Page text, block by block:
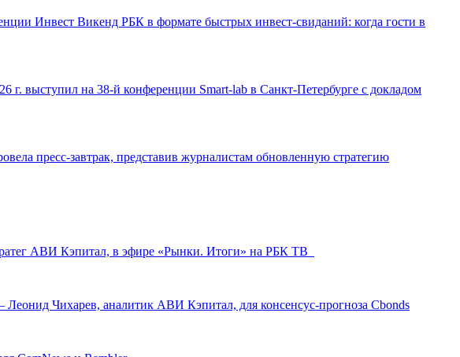
Инвест Викенд РБК в формате быстрых инвест-свиданий: когда гости в
выступил на 38-й конференции Smart-lab в Санкт-Петербурге с докладом
пресс-завтрак, представив журналистам обновленную стратегию
АВИ Кэпитал, в эфире «Рынки. Итоги» на РБК ТВ
Чихарев, аналитик АВИ Кэпитал, для консенсус-прогноза Cbonds